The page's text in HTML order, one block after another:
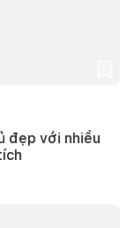
đẹp với nhiều